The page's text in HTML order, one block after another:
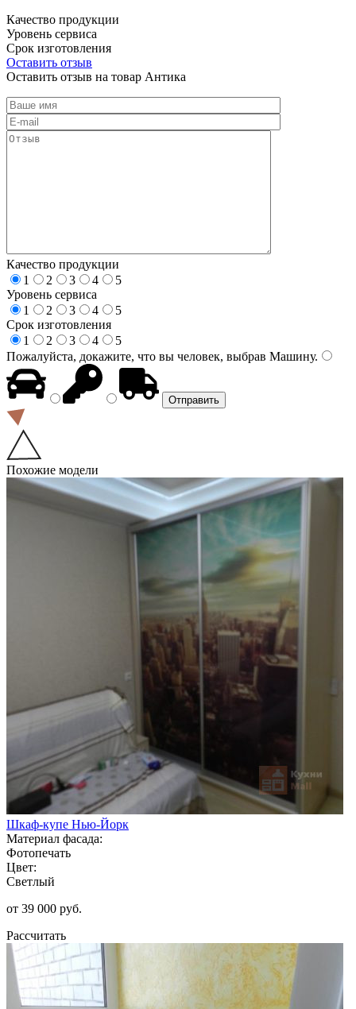
Качество продукции
Уровень сервиса
Срок изготовления
Оставить отзыв
Оставить отзыв на товар Антика
Качество продукции
1
2 3 4
5
Уровень сервиса
1
2 3 4
5
Срок изготовления
1
2 3 4
5
Пожалуйста, докажите, что вы человек, выбрав Машину.
Похожие модели
Шкаф-купе Нью-Йорк
Материал фасада:
Фотопечать
Цвет:
Светлый
от 39 000 руб.
Рассчитать